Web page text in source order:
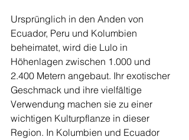
Ursprünglich in den Anden von
Ecuador, Peru und Kolumbien
beheimatet, wird die Lulo in
Höhenlagen zwischen 1.000 und
2.400 Metern angebaut. Ihr exotischer
Geschmack und ihre vielfältige
Verwendung machen sie zu einer
wichtigen Kulturpflanze in dieser
Region. In Kolumbien und Ecuador